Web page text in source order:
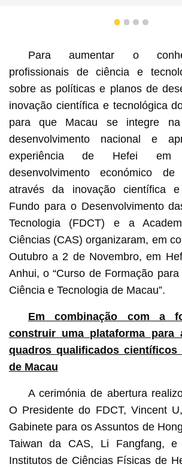
1 2 3 4
Para aumentar o
profissionais de ciência e
sobre as políticas e planos de
inovação científica e tecnológica
para que Macau se integre
desenvolvimento nacional e
experiência de Hefei em
desenvolvimento económico
através da inovação científica
Fundo para o Desenvolvimento
Tecnologia (FDCT) e a
Ciências (CAS) organizaram, em
Outubro a 2 de Novembro, em
Anhui, o “Curso de Formação
Ciência e Tecnologia de Macau”.
Em combinação com a
construir uma plataforma para
quadros qualificados científicos
de Macau
A cerimónia de abertura
O Presidente do FDCT, Vincent
Gabinete para os Assuntos de
Taiwan da CAS, Li Fangfang,
Institutos de Ciências Físicas de